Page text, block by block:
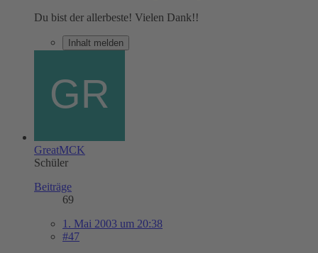
Du bist der allerbeste! Vielen Dank!!
Inhalt melden
GreatMCK
Schüler
Beiträge
69
1. Mai 2003 um 20:38
#47